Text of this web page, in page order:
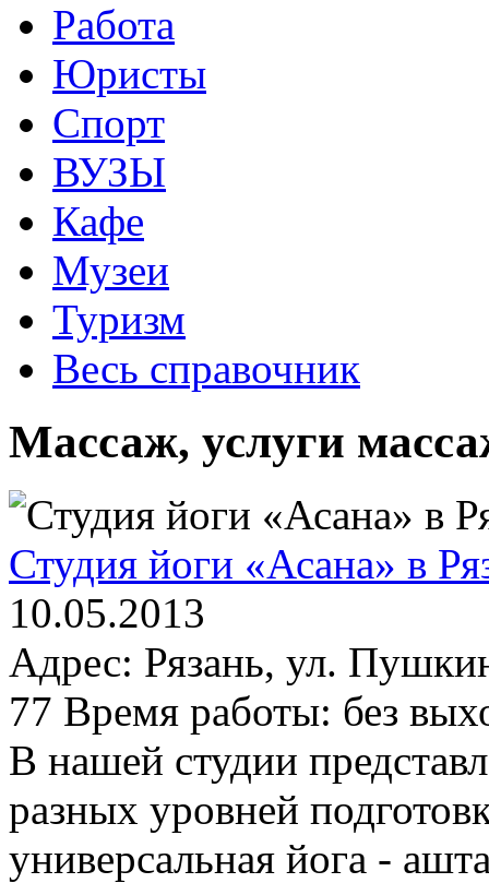
Работа
Юристы
Спорт
ВУЗЫ
Кафе
Музеи
Туризм
Весь справочник
Массаж, услуги
Студия йоги «Асана» в
10.05.2013
Адрес: Рязань, ул.
77 Время работы: без
В нашей студии
разных уровней
универсальная йога -